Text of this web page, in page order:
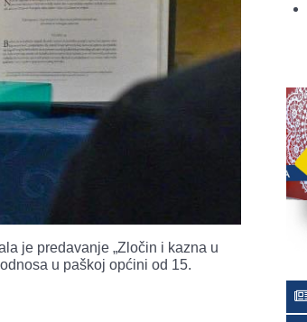
je predavanje „Zločin i kazna u
u paškoj općini od 15.